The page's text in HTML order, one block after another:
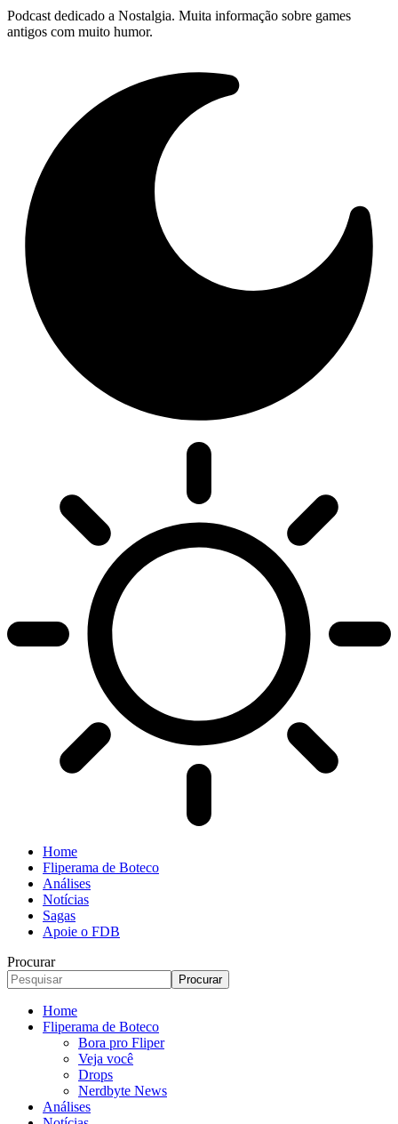
Podcast dedicado a Nostalgia. Muita informação sobre games
antigos com muito humor.
Home
Fliperama de Boteco
Análises
Notícias
Sagas
Apoie o FDB
Procurar
Home
Fliperama de Boteco
Bora pro Fliper
Veja você
Drops
Nerdbyte News
Análises